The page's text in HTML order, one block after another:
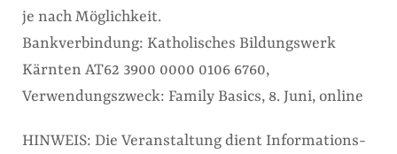
je nach Möglichkeit.
Bankverbindung: Katholisches Bildungswerk
Kärnten AT62 3900 0000 0106 6760,
Verwendungszweck: Family Basics, 8. Juni, online
HINWEIS: Die Veranstaltung dient Informations-